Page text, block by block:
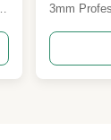
3mm
Schwarz
Anderer